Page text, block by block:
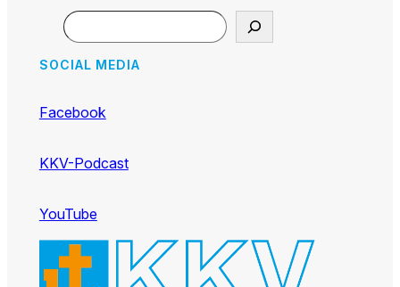
Search
SOCIAL MEDIA
Facebook
KKV-Podcast
YouTube